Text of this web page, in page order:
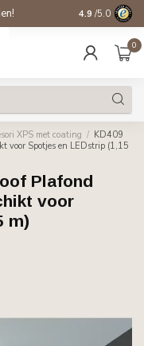
Gratis
4.9 /5.0
0
XPS met coating / KD409
voor Spotjes en LEDstrip (1,15
Plafond
voor
m)